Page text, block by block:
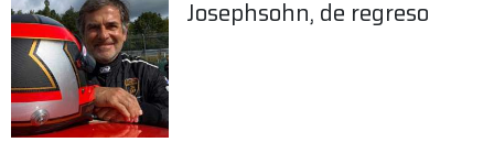
Josephsohn, de regreso